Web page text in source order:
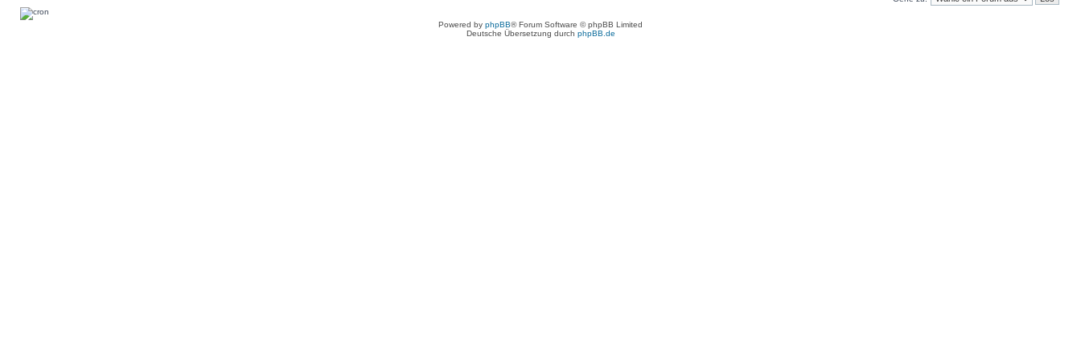
Powered by phpBB® Forum Software © phpBB Limited
Deutsche Übersetzung durch phpBB.de